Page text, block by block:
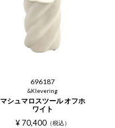
696187
&Klevering
マシュマロスツール オフホ
ワイト
¥ 70,400 税込